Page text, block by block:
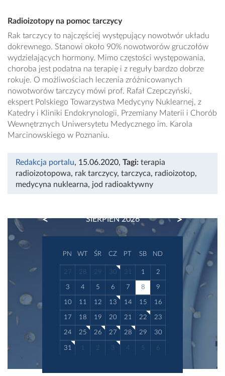
Radioizotopy na pomoc tarczycy
Rak tarczycy to najczęściej występujący nowotwór układu
dokrewnego. Stanowi około 90% nowotworów gruczołów
wydzielających hormony. Mimo częstości występowania,
choroba jest podatna na terapię i z reguły bardzo dobrze
rokuje. O możliwościach leczenia zróżnicowanych
nowotworów tarczycy mówi prof. Rafał Czepczyński,
ekspert Polskiego Towarzystwa Medycyny Nuklearnej, z
Katedry i Kliniki Endokrynologii, Przemiany Materii i Chorób
Wewnętrznych Uniwersytetu Medycznego im. Karola
Marcinowskiego w Poznaniu.
Redakcja portalu, 15.06.2020, Tagi: terapia
radioizotopowa, rak tarczycy, tarczyca, radioizotop,
medycyna nuklearna, jod radioaktywny
SIERPIEŃ 2026
PREVIOUS NEXT
PN WT ŚR CZ PT SB ND
27 28 29 30 31 1 2
3 4 5 6 7 8 9
10 11 12 13 14 15 16
17 18 19 20 21 22 23
24 25 26 27 28 29 30
31 1 2 3 4 5 6